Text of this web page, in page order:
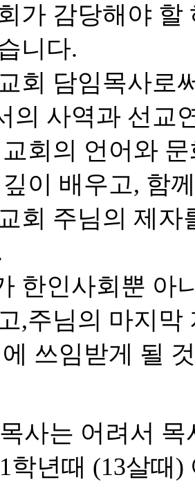
가 감당해야
니다.
회 담임목사로
의 사역과 선교
회의 언어와
이 배우고, 함
회 주님의 제
한인사회뿐 아
,주님의 마지
쓰임받게 될
사는 어려서
학년때 (13살때